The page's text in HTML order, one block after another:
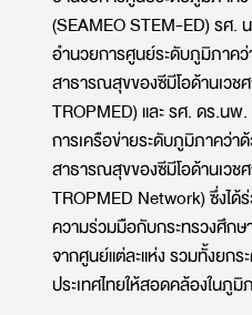
(SEAMEO STEM-ED) รศ
อำนวยการศูนย์ระดับภูมิภาคว่
สาธารณสุขของซีมีโอด้านเวช
TROPMED) และ รศ. ดร.น
การเครือข่ายระดับภูมิภาคว่า
สาธารณสุขของซีมีโอด้านเวช
TROPMED Network) ซึ่งได้
ความร่วมมือกับกระทรวงศึก
จากศูนย์แต่ละแห่ง รวมทั้งยก
ประเทศไทยให้สอดคล้องในภู